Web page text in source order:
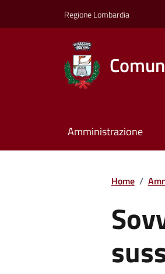
Regione Lombardia
Amministrazione
Home /